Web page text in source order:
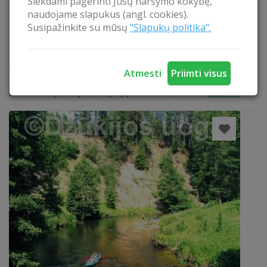
naudojame slapukus (angl. cookies).
Susipažinkite su mūsų "Slapukų politika".
Atmesti Priimti visus
apylinkėse Žvelsa teka išraiškingo reljefo,
miškingomis vietovėmis, upės pakrantėse gausu
naudojimui Žvelsos vingiai geriausiai pritaikyti ir
įsisavinti ties Lapių kaimu, čia esančių privačių
sodybų ir kultūros bei viešojo intereso teritorijose
(D. Holliday sodyba, Lapių piliakalnis,...
SKAITYTI